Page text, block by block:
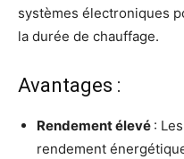
systèmes électroniques
la durée de chauffage.
Avantages :
Rendement élevé :
rendement